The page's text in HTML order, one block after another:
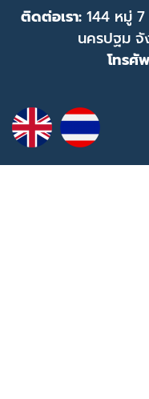
ติดต่อเรา: 144 หมู่
นครปฐม
โทรศั